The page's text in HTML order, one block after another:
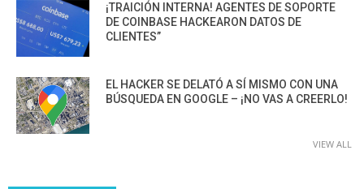
¡TRAICIÓN INTERNA! AGENTES DE SOPORTE
DE COINBASE HACKEARON DATOS DE
CLIENTES”
EL HACKER SE DELATÓ A SÍ MISMO CON UNA
BÚSQUEDA EN GOOGLE – ¡NO VAS A CREERLO!
VIEW ALL